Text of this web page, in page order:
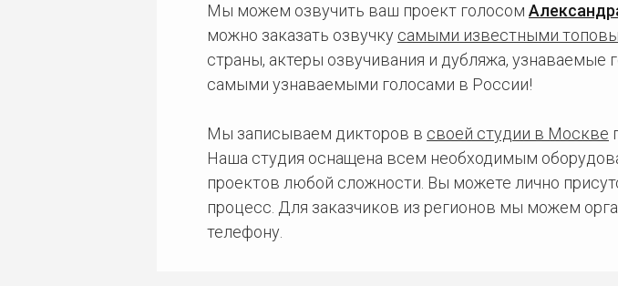
Мы можем озвучить ваш проект голосом
можно заказать озвучку самыми известными
страны, актеры озвучивания и дубляжа,
самыми узнаваемыми голосами в России!
Мы записываем дикторов в своей студии в Москве
Наша студия оснащена всем необходимым
проектов любой сложности. Вы можете лично
процесс. Для заказчиков из регионов мы можем
телефону.